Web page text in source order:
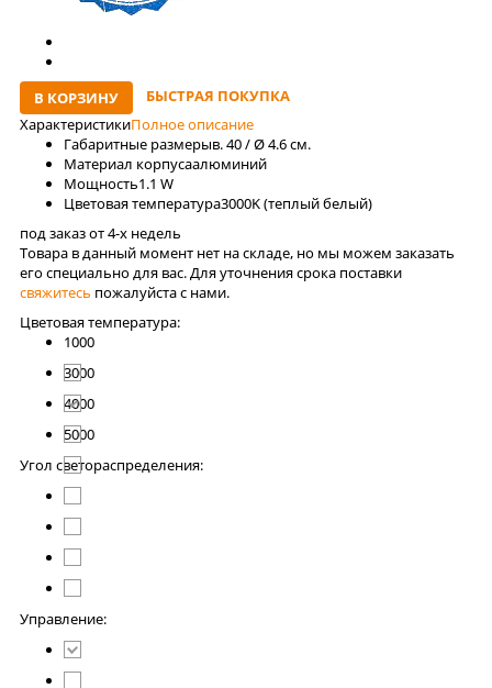
В КОРЗИНУ
БЫСТРАЯ ПОКУПКА
ХарактеристикиПолное описание
Габаритные размерыв. 40 / Ø 4.6 см.
Материал корпусаалюминий
Мощность1.1 W
Цветовая температура3000K (теплый белый)
под заказ от 4-x недель
Товара в данный момент нет на складе, но мы можем заказать
его специально для вас. Для уточнения срока поставки
свяжитесь пожалуйста с нами.
Цветовая температура:
1000
3000
4000
5000
Угол светораспределения:
Управление: